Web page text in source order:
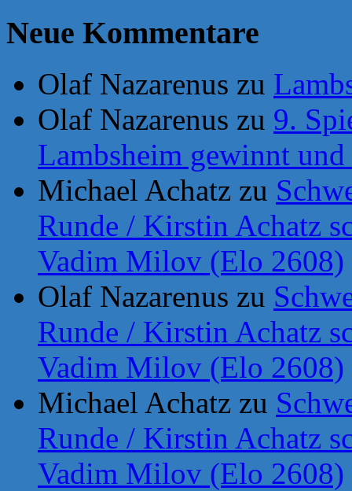
Neue Kommentare
Olaf Nazarenus zu
Olaf Nazarenus zu 9.
Lambsheim gewinnt
Michael Achatz zu
Runde / Kirstin Achatz
Vadim Milov (Elo 2608)
Olaf Nazarenus zu
Runde / Kirstin Achatz
Vadim Milov (Elo 2608)
Michael Achatz zu
Runde / Kirstin Achatz
Vadim Milov (Elo 2608)